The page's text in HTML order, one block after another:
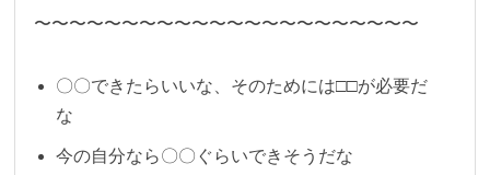
〜〜〜〜〜〜〜〜〜〜〜〜〜〜〜〜〜〜〜〜〜〜
〇〇できたらいいな、そのためには□□が必要だ
な
今の自分なら〇〇ぐらいできそうだな